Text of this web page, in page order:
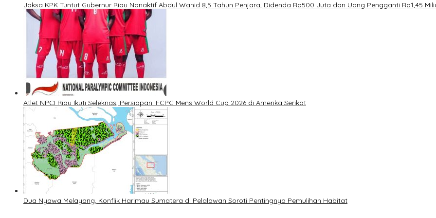
Jaksa KPK Tuntut Gubernur Riau Nonaktif Abdul Wahid 8,5 Tahun Penjara, Didenda Rp500 Juta dan Uang Pengganti Rp1,45
Atlet NPCI Riau Ikuti Seleknas, Persiapan IFCPC Mens World Cup 2026 di Amerika Serikat
Dua Nyawa Melayang, Konflik Harimau Sumatera di Pelalawan Soroti Pentingnya Pemulihan Habitat